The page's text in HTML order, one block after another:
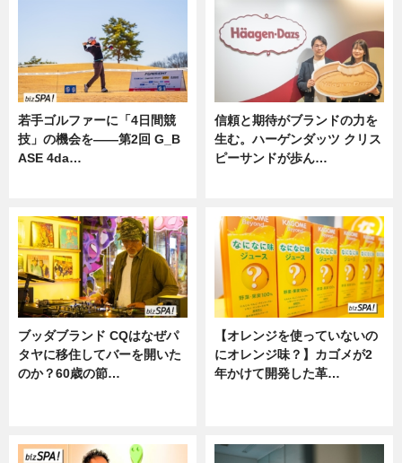
若手ゴルファーに「4日間競
技」の機会を——第2回 G_B
ASE 4da…
信頼と期待がブランドの力を
生む。ハーゲンダッツ クリス
ピーサンドが歩ん…
ブッダブランド CQはなぜパ
タヤに移住してバーを開いた
のか？60歳の節…
【オレンジを使っていないの
にオレンジ味？】カゴメが2
年かけて開発した革…